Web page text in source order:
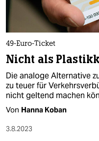
49-Euro-Ticket
Nicht als
Die analoge Alternative
zu teuer für
nicht geltend machen
Von Hanna Koban
3.8.2023